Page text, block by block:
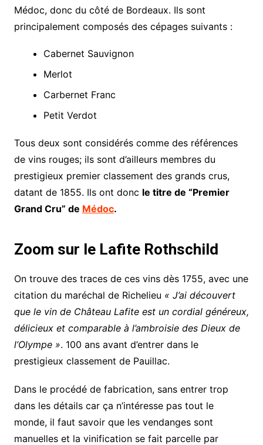
Médoc, donc du côté de Bordeaux. Ils sont
principalement composés des cépages suivants :
Cabernet Sauvignon
Merlot
Carbernet Franc
Petit Verdot
Tous deux sont considérés comme des références
de vins rouges; ils sont d’ailleurs membres du
prestigieux premier classement des grands crus,
datant de 1855. Ils ont donc le titre de “Premier
Grand Cru” de Médoc.
Zoom sur le Lafite Rothschild
On trouve des traces de ces vins dès 1755, avec une
citation du maréchal de Richelieu « J’ai découvert
que le vin de Château Lafite est un cordial généreux,
délicieux et comparable à l’ambroisie des Dieux de
l’Olympe ». 100 ans avant d’entrer dans le
prestigieux classement de Pauillac.
Dans le procédé de fabrication, sans entrer trop
dans les détails car ça n’intéresse pas tout le
monde, il faut savoir que les vendanges sont
manuelles et la vinification se fait parcelle par